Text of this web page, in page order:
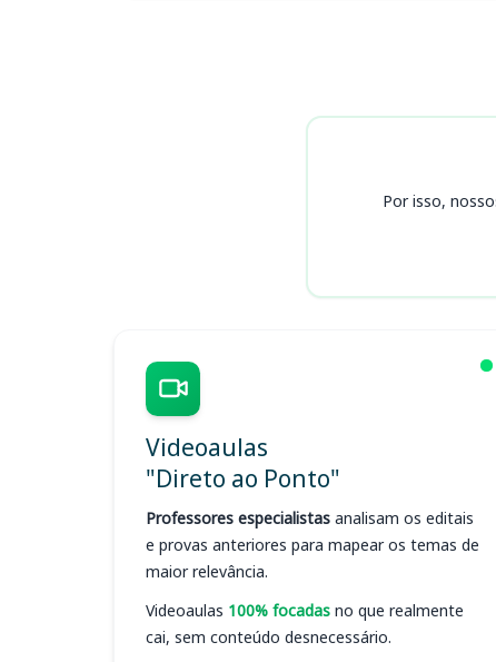
Por isso,
Videoaulas
"Direto ao Ponto"
Professores especialistas analisam os editais
e provas anteriores para mapear os temas de
maior relevância.
Videoaulas 100% focadas no que realmente
cai, sem conteúdo desnecessário.